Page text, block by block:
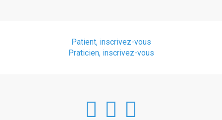
Patient, inscrivez-vous
Praticien, inscrivez-vous